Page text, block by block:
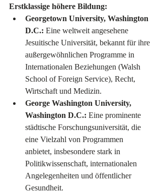
Erstklassige höhere Bildung:
Georgetown University, Washington
D.C.: Eine weltweit angesehene
Jesuitische Universität, bekannt für ihre
außergewöhnlichen Programme in
Internationalen Beziehungen (Walsh
School of Foreign Service), Recht,
Wirtschaft und Medizin.
George Washington University,
Washington D.C.: Eine prominente
städtische Forschungsuniversität, die
eine Vielzahl von Programmen
anbietet, insbesondere stark in
Politikwissenschaft, internationalen
Angelegenheiten und öffentlicher
Gesundheit.